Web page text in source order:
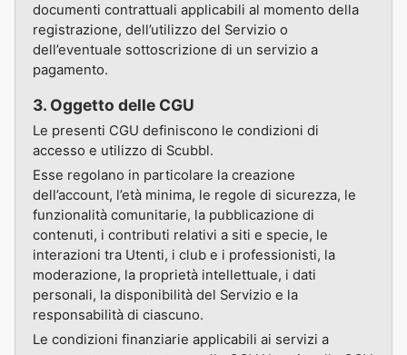
documenti contrattuali applicabili al momento della
registrazione, dell’utilizzo del Servizio o
dell’eventuale sottoscrizione di un servizio a
pagamento.
3. Oggetto delle CGU
Le presenti CGU definiscono le condizioni di
accesso e utilizzo di Scubbl.
Esse regolano in particolare la creazione
dell’account, l’età minima, le regole di sicurezza, le
funzionalità comunitarie, la pubblicazione di
contenuti, i contributi relativi a siti e specie, le
interazioni tra Utenti, i club e i professionisti, la
moderazione, la proprietà intellettuale, i dati
personali, la disponibilità del Servizio e la
responsabilità di ciascuno.
Le condizioni finanziarie applicabili ai servizi a